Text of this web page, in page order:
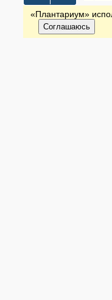
«Плантариум»
Соглашаюсь